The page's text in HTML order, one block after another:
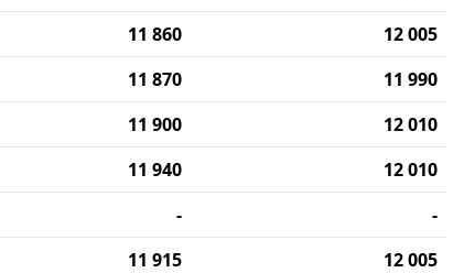
11 860
12 005
11 870
11 990
11 900
12 010
11 940
12 010
-
-
11 915
12 005